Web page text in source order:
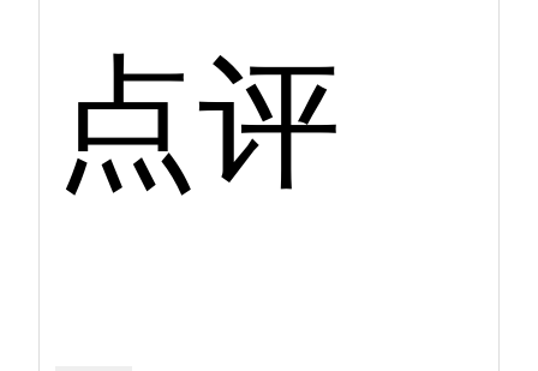
点评